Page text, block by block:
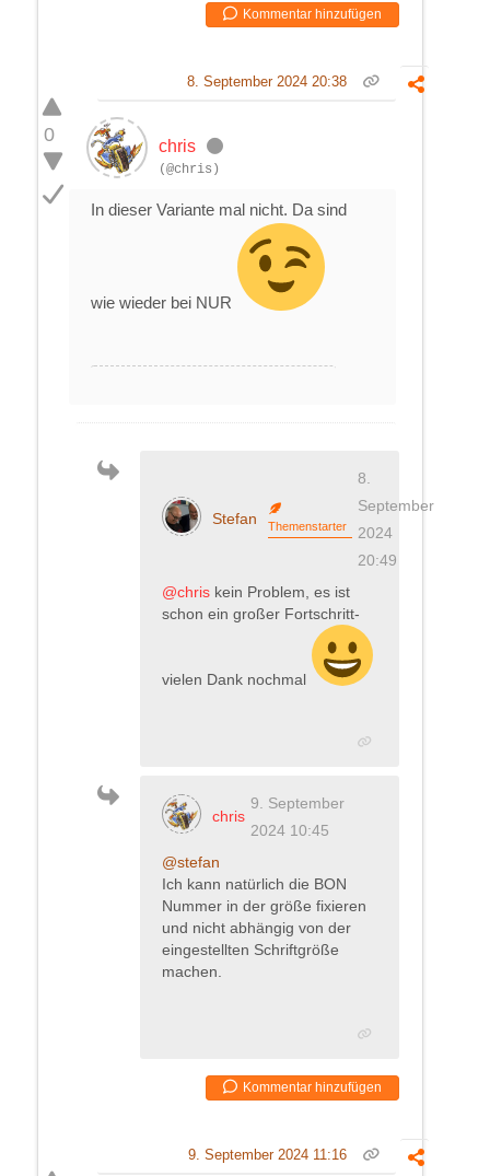
Kommentar hinzufügen
0
8. September 2024 20:38
chris
(@chris)
In dieser Variante mal nicht. Da sind
wie wieder bei NUR
Stefan Themenstarter
8.
September
2024
20:49
@chris kein Problem, es ist
schon ein großer Fortschritt-
vielen Dank nochmal
chris
9. September
2024 10:45
@stefan
Ich kann natürlich die BON
Nummer in der größe fixieren
und nicht abhängig von der
eingestellten Schriftgröße
machen.
Kommentar hinzufügen
9. September 2024 11:16